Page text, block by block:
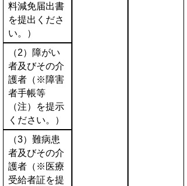
料減免届出書
を提出くださ
い。）
（2）障がい
者及びその介
護者（※障害
者手帳等
（注）を提示
ください。）
（3）難病患
者及びその介
護者（※医療
受給者証を提